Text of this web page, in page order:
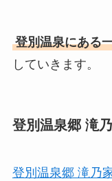
登別温泉にある
していきます。
登別温泉郷 滝
登別温泉郷 滝乃